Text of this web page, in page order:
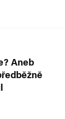
Aneb